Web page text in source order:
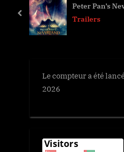
u
Peter Pan’s
Trailers
prev
Le compteur a été
2026